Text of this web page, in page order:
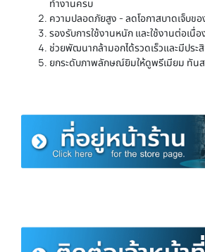
ทำงานครบ
ความปลอดภัยสูง - ลดโอกาสบาดเจ็บข
รองรับการใช้งานหนัก และใช้งานต่อเนื่
ช่วยพัฒนากล้ามอกได้รวดเร็วและมีประ
ยกระดับภาพลักษณ์ยิมให้ดูพรีเมียม ทัน